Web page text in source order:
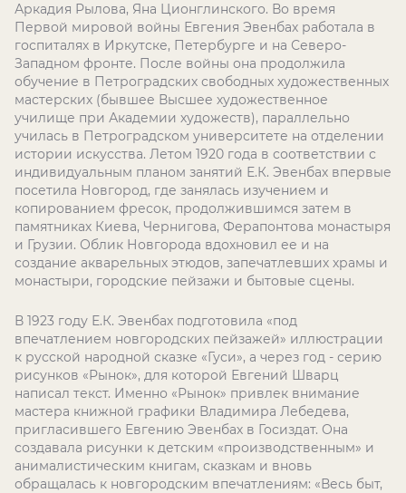
Аркадия Рылова, Яна Ционглинского. Во время
Первой мировой войны Евгения Эвенбах работала в
госпиталях в Иркутске, Петербурге и на Северо-
Западном фронте. После войны она продолжила
обучение в Петроградских свободных художественных
мастерских (бывшее Высшее художественное
училище при Академии художеств), параллельно
училась в Петроградском университете на отделении
истории искусства. Летом 1920 года в соответствии с
индивидуальным планом занятий Е.К. Эвенбах впервые
посетила Новгород, где занялась изучением и
копированием фресок, продолжившимся затем в
памятниках Киева, Чернигова, Ферапонтова монастыря
и Грузии. Облик Новгорода вдохновил ее и на
создание акварельных этюдов, запечатлевших храмы и
монастыри, городские пейзажи и бытовые сцены.
В 1923 году Е.К. Эвенбах подготовила «под
впечатлением новгородских пейзажей» иллюстрации
к русской народной сказке «Гуси», а через год - серию
рисунков «Рынок», для которой Евгений Шварц
написал текст. Именно «Рынок» привлек внимание
мастера книжной графики Владимира Лебедева,
пригласившего Евгению Эвенбах в Госиздат. Она
создавала рисунки к детским «производственным» и
анималистическим книгам, сказкам и вновь
обращалась к новгородским впечатлениям: «Весь быт,